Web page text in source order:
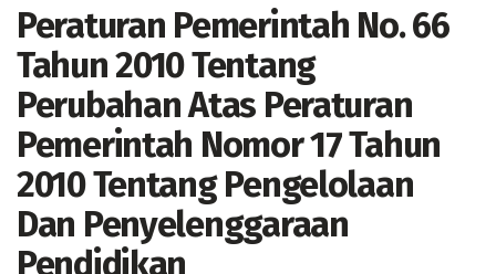
Peraturan Pemerintah No. 66
Tahun 2010 Tentang
Perubahan Atas Peraturan
Pemerintah Nomor 17 Tahun
2010 Tentang Pengelolaan
Dan Penyelenggaraan
Pendidikan